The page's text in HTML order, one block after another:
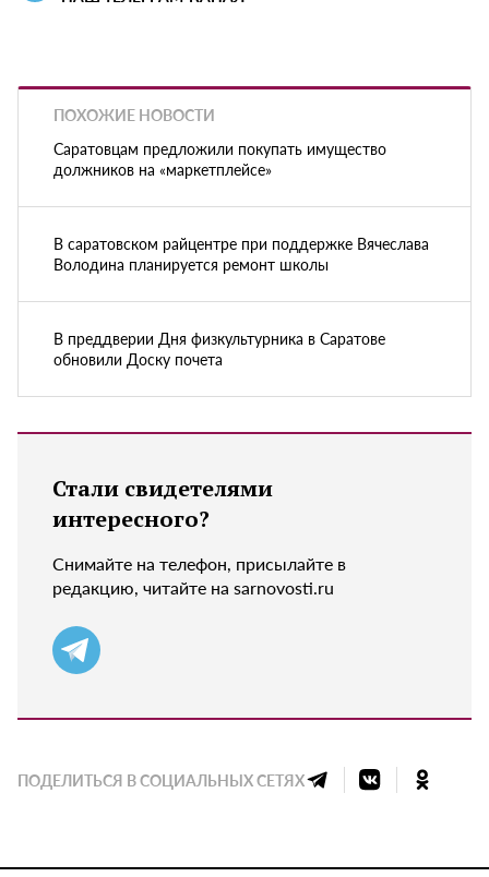
ПОХОЖИЕ НОВОСТИ
Саратовцам предложили покупать имущество
должников на «маркетплейсе»
В саратовском райцентре при поддержке Вячеслава
Володина планируется ремонт школы
В преддверии Дня физкультурника в Саратове
обновили Доску почета
Стали свидетелями
интересного?
Снимайте на телефон, присылайте в
редакцию, читайте на sarnovosti.ru
ПОДЕЛИТЬСЯ В СОЦИАЛЬНЫХ СЕТЯХ